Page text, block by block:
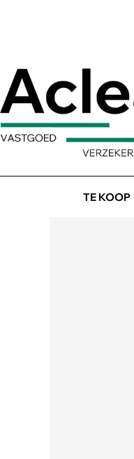
TE KOOP